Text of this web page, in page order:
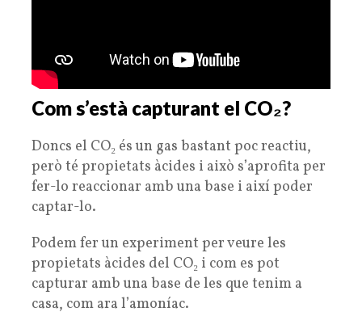
Com s’està capturant el CO₂?
Doncs el CO₂ és un gas bastant poc reactiu,
però té propietats àcides i això s’aprofita per
fer-lo reaccionar amb una base i així poder
captar-lo.
Podem fer un experiment per veure les
propietats àcides del CO₂ i com es pot
capturar amb una base de les que tenim a
casa, com ara l’amoníac.